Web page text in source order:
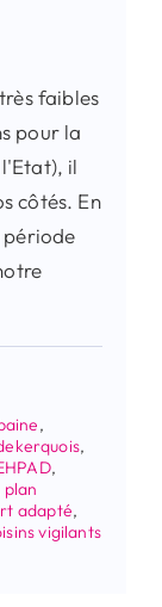
faibles
pour la
il
côtés. En
période
,
,
,
plan
adapté,
vigilants